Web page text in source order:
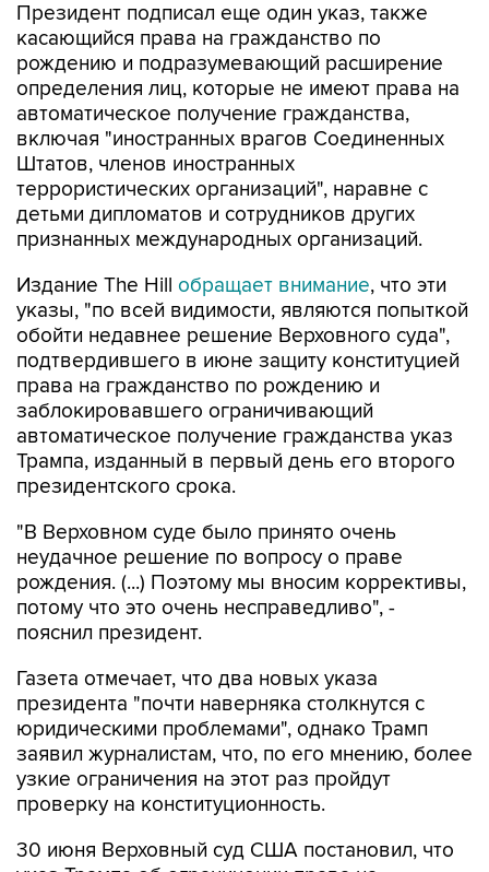
Президент подписал еще один указ, также
касающийся права на гражданство по
рождению и подразумевающий расширение
определения лиц, которые не имеют права на
автоматическое получение гражданства,
включая "иностранных врагов Соединенных
Штатов, членов иностранных
террористических организаций", наравне с
детьми дипломатов и сотрудников других
признанных международных организаций.
Издание The Hill обращает внимание, что эти
указы, "по всей видимости, являются попыткой
обойти недавнее решение Верховного суда",
подтвердившего в июне защиту конституцией
права на гражданство по рождению и
заблокировавшего ограничивающий
автоматическое получение гражданства указ
Трампа, изданный в первый день его второго
президентского срока.
"В Верховном суде было принято очень
неудачное решение по вопросу о праве
рождения. (...) Поэтому мы вносим коррективы,
потому что это очень несправедливо", -
пояснил президент.
Газета отмечает, что два новых указа
президента "почти наверняка столкнутся с
юридическими проблемами", однако Трамп
заявил журналистам, что, по его мнению, более
узкие ограничения на этот раз пройдут
проверку на конституционность.
30 июня Верховный суд США постановил, что